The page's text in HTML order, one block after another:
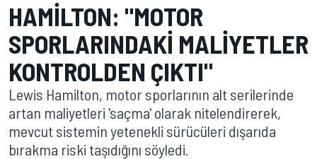
HAMILTON: "MOTOR
SPORLARINDAKI MALIYETLER
KONTROLDEN ÇIKTI"
Lewis Hamilton, motor sporlarının alt serilerinde
artan maliyetleri 'saçma' olarak nitelendirerek,
mevcut sistemin yetenekli sürücüleri dışarıda
bırakma riski taşıdığını söyledi.